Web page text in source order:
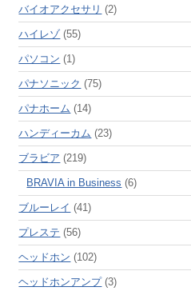
バイオアクセサリ (2)
ハイレゾ(55)
パソコン (1)
パナソニック (75)
パナホーム (14)
ハンディーカム (23)
ブラビア (219)
BRAVIA in Business (6)
ブルーレイ (41)
プレステ (56)
ヘッドホン (102)
ヘッドホンアンプ(3)